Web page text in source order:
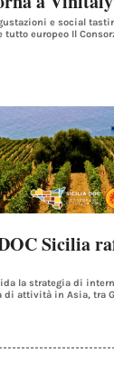
e social
europeo Il
Sicilia
la strategia di
di attività in Asia, tra